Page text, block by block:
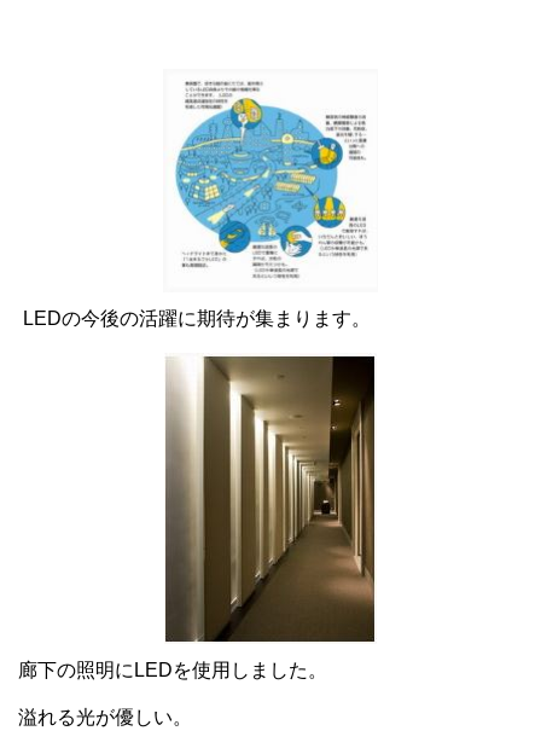
LEDの今後の活躍に期待が集まります。
廊下の照明にLEDを使用しました。
溢れる光が優しい。